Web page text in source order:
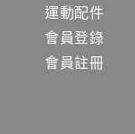
運動配件
會員登錄
會員註冊